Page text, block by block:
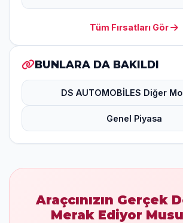
Tüm Fırsatları Gör
BUNLARA DA BAKILDI
DS AUTOMOBİLES Diğer
Genel Piyasa
Araçcınızın Gerçek
Merak Ediyor